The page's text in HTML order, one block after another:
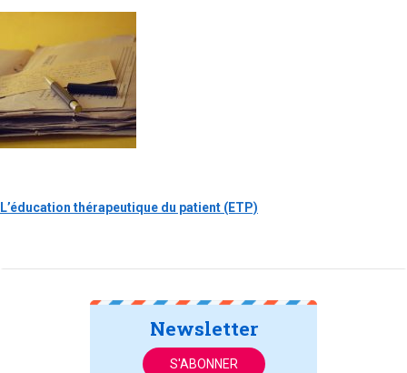
L’éducation thérapeutique du patient (ETP)
Newsletter
S'ABONNER